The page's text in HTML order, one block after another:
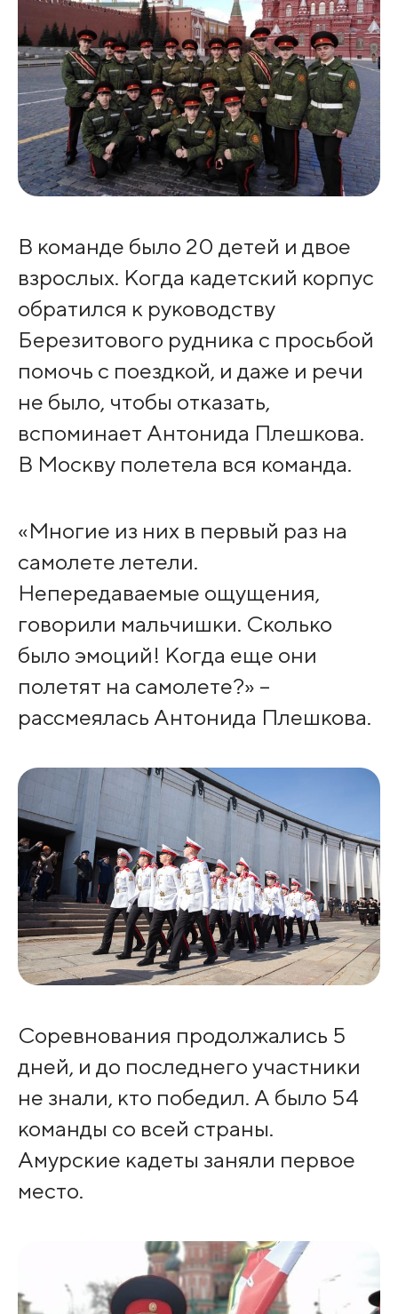
В команде было 20 детей и двое
взрослых. Когда кадетский корпус
обратился к руководству
Березитового рудника с просьбой
помочь с поездкой, и даже и речи
не было, чтобы отказать,
вспоминает Антонида Плешкова.
В Москву полетела вся команда.
«Многие из них в первый раз на
самолете летели.
Непередаваемые ощущения,
говорили мальчишки. Сколько
было эмоций! Когда еще они
полетят на самолете?» –
рассмеялась Антонида Плешкова.
Соревнования продолжались 5
дней, и до последнего участники
не знали, кто победил. А было 54
команды со всей страны.
Амурские кадеты заняли первое
место.